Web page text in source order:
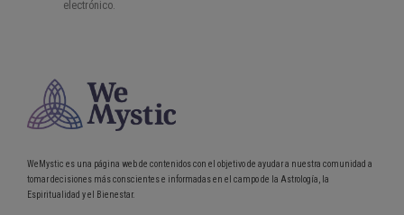
WeMystic es una página web de contenidos con el objetivo de ayudar a nuestra comunidad a
tomar decisiones más conscientes e informadas en el campo de la Astrología, la
Espiritualidad y el Bienestar.